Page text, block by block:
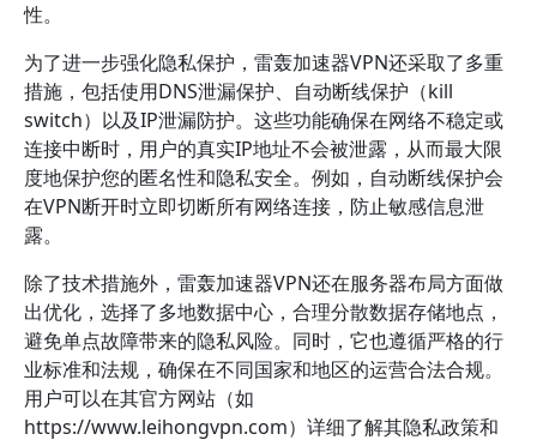
性。
为了进一步强化隐私保护，雷轰加速器VPN还采取了多重
措施，包括使用DNS泄漏保护、自动断线保护（kill
switch）以及IP泄漏防护。这些功能确保在网络不稳定或
连接中断时，用户的真实IP地址不会被泄露，从而最大限
度地保护您的匿名性和隐私安全。例如，自动断线保护会
在VPN断开时立即切断所有网络连接，防止敏感信息泄
露。
除了技术措施外，雷轰加速器VPN还在服务器布局方面做
出优化，选择了多地数据中心，合理分散数据存储地点，
避免单点故障带来的隐私风险。同时，它也遵循严格的行
业标准和法规，确保在不同国家和地区的运营合法合规。
用户可以在其官方网站（如
https://www.leihongvpn.com）详细了解其隐私政策和